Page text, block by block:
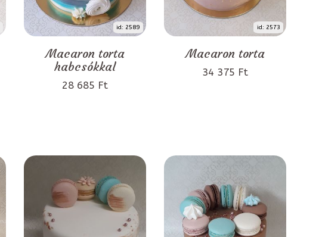
id: 2589
Macaron torta
habcsókkal
28 685 Ft
id: 2573
Macaron torta
34 375 Ft